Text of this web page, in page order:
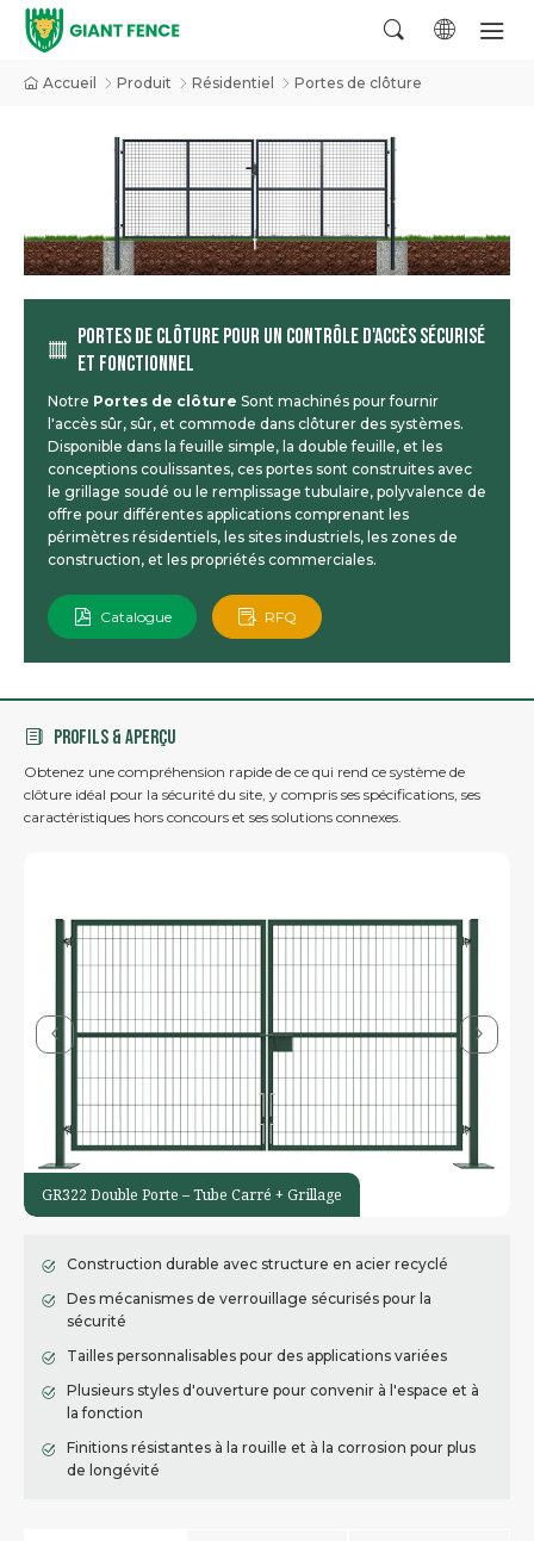
Accueil Produit Résidentiel Portes de clôture
PORTES DE CLÔTURE POUR UN CONTRÔLE D'ACCÈS SÉCURISÉ
ET FONCTIONNEL
Notre Portes de clôture Sont machinés pour fournir
l'accès sûr, sûr, et commode dans clôturer des systèmes.
Disponible dans la feuille simple, la double feuille, et les
conceptions coulissantes, ces portes sont construites avec
le grillage soudé ou le remplissage tubulaire, polyvalence de
offre pour différentes applications comprenant les
périmètres résidentiels, les sites industriels, les zones de
construction, et les propriétés commerciales.
Catalogue RFQ
PROFILS & APERÇU
Obtenez une compréhension rapide de ce qui rend ce système de
clôture idéal pour la sécurité du site, y compris ses spécifications, ses
caractéristiques hors concours et ses solutions connexes.
GR322 Double Porte – Tube Carré + Grillage
Construction durable avec structure en acier recyclé
Des mécanismes de verrouillage sécurisés pour la
sécurité
Tailles personnalisables pour des applications variées
Plusieurs styles d'ouverture pour convenir à l'espace et à
la fonction
Finitions résistantes à la rouille et à la corrosion pour plus
de longévité